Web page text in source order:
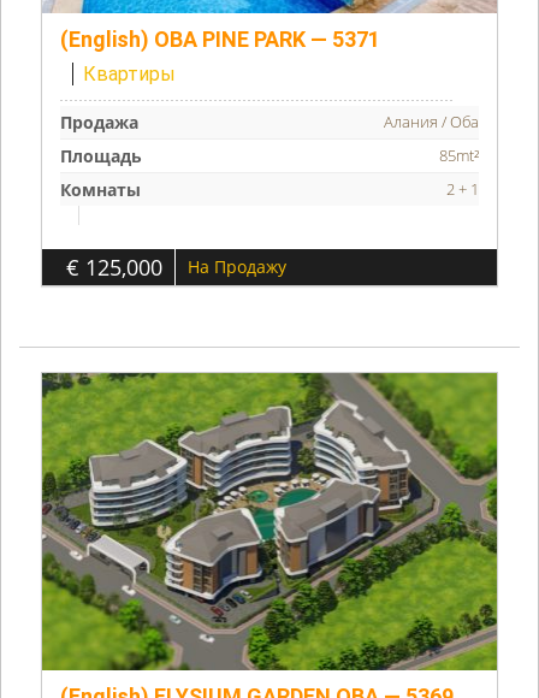
(English) OBA PINE PARK — 5371
Квартиры
Продажа Алания / Оба
Площадь 85mt²
Комнаты 2 + 1
€ 125,000 На Продажу